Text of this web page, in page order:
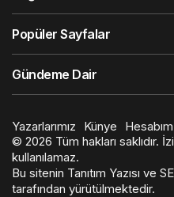
Popüler Sayfalar
Gündeme Dair
Yazarlarımız Künye Hesabım
© 2026 Tüm hakları saklıdır.
kullanılamaz.
Bu sitenin Tanıtım Yazısı ve
tarafından yürütülmektedir.